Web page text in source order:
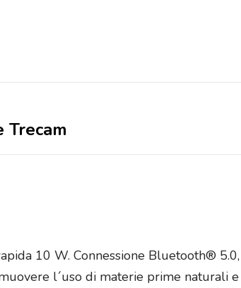
10 W. Connessione Bluetooth®
l´uso di materie prime naturali